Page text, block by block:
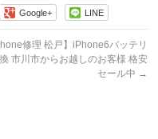
Google+ LINE
修理 松戸】iPhone6バッテリ
市川市からお越しのお客様 格安
セール中 →